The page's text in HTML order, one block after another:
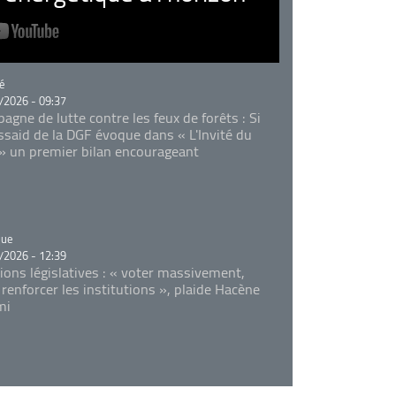
- 09:37
de lutte contre les feux de forêts : Si
de la DGF évoque dans « L'Invité du
un premier bilan encourageant
- 12:39
législatives : « voter massivement,
les institutions », plaide Hacène